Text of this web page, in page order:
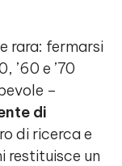
rara: fermarsi
’60 e ’70
–
di
di ricerca e
restituisce un